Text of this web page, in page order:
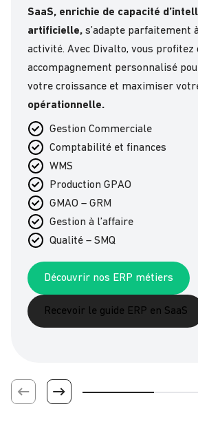
SaaS, enrichie de capacité
artificielle, s’adapte parfaitement
activité. Avec Divalto, vous profitez
accompagnement personnalisé
votre croissance et maximiser
opérationnelle.
Gestion Commerciale
Comptabilité et finances
WMS
Production GPAO
GMAO – GRM
Gestion à l’affaire
Qualité – SMQ
Découvrir nos ERP métiers
Recevoir le guide ERP en SaaS